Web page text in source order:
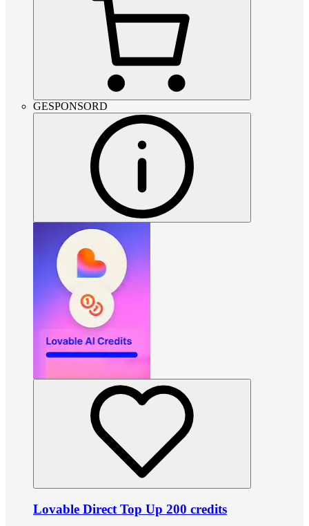
GESPONSORD
Lovable Direct Top Up 200 credits